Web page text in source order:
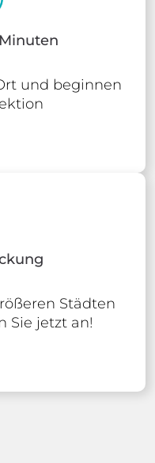
und beginnen
Städten
Sie jetzt an!